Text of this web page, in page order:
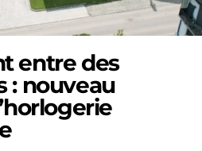
entre des
: nouveau